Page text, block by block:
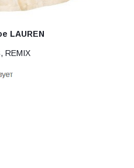
LAUREN
REMIX